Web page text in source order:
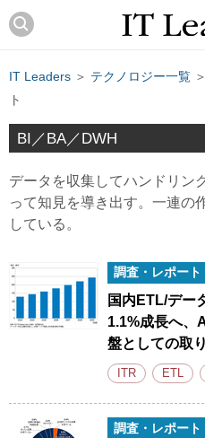
IT Leaders ＞ テクノロジー一覧 ＞
ト
BI／BA／DWH
データを収集してハンドリン
って知見を導き出す。一連の
している。
調査・レポート
国内ETL/デー
1.1%成長へ、
盤としての取
ITR ETL
調査・レポート